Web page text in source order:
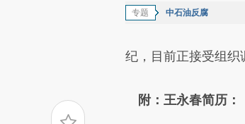
专题 中石油反腐
纪，目前正接受组织
附：王永春简历：